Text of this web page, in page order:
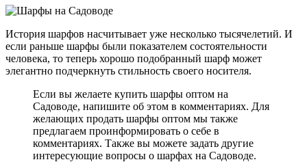
История шарфов насчитывает уже несколько тысячелетий. И
если раньше шарфы были показателем состоятельности
человека, то теперь хорошо подобранный шарф может
элегантно подчеркнуть стильность своего носителя.
Если вы желаете купить шарфы оптом на
Садоводе, напишите об этом в комментариях. Для
желающих продать шарфы оптом мы также
предлагаем проинформировать о себе в
комментариях. Также вы можете задать другие
интересующие вопросы о шарфах на Садоводе.